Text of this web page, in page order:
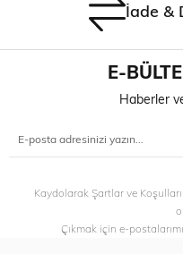
İade &
E-
Haberler
Kaydolarak Şartlar ve
Çıkmak için e-